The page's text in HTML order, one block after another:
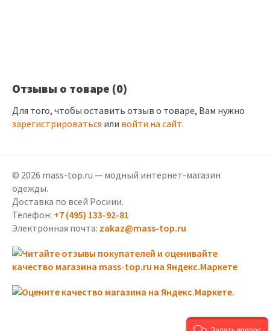
Отзывы о товаре (0)
Для того, чтобы оставить отзыв о товаре, Вам нужно
зарегистрироваться или войти на сайт.
© 2026 mass-top.ru — модный интернет-магазин
одежды.
Доставка по всей Росиии.
Телефон: +7 (495) 133-92-81
Электронная почта: zakaz@mass-top.ru